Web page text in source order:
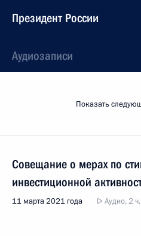
Президент России
Аудиозаписи
Показать
Совещание о мерах по
инвестиционной
11 марта 2021 года Аудио, 2 ч.